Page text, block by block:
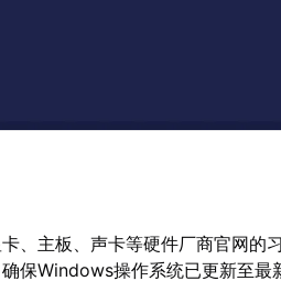
卡、主板、声卡等硬件厂商官网的
保Windows操作系统已更新至最